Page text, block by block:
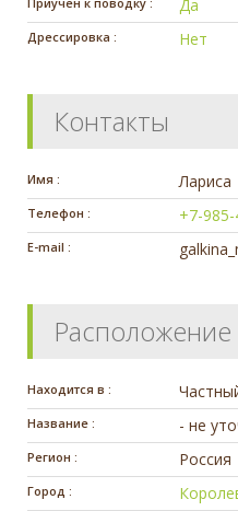
Да
Дрессировка : Нет
Контакты
Имя : Лариса
Телефон : +7-985-
E-mail :
Расположение
Находится в :
Название : - не
Регион :
Город :